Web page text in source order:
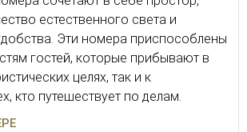
естественного света и
Эти номера приспособлены
гостей, которые прибывают в
целях, так и к
кто путешествует по делам.